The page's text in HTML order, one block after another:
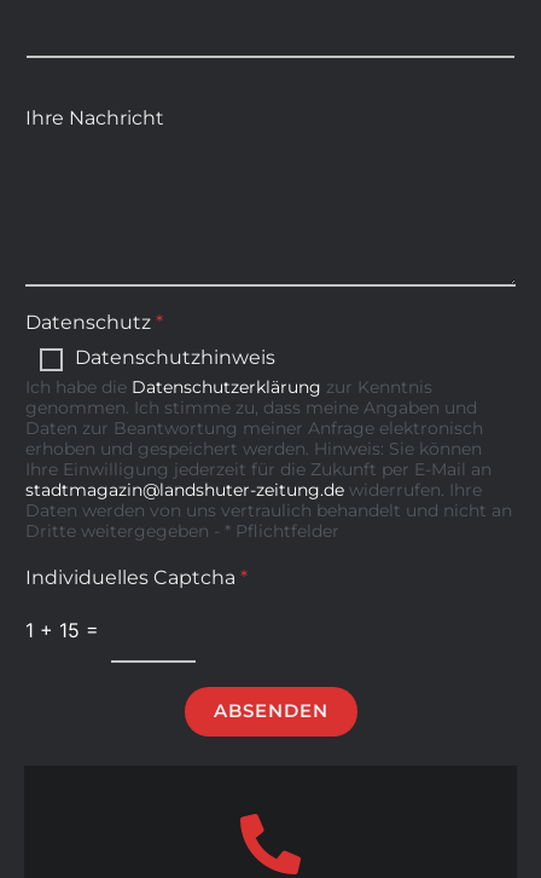
Ihre Nachricht
Datenschutz *
Datenschutzhinweis
Ich habe die Datenschutzerklärung zur Kenntnis
genommen. Ich stimme zu, dass meine Angaben und
Daten zur Beantwortung meiner Anfrage elektronisch
erhoben und gespeichert werden. Hinweis: Sie können
Ihre Einwilligung jederzeit für die Zukunft per E-Mail an
stadtmagazin@landshuter-zeitung.de widerrufen. Ihre
Daten werden von uns vertraulich behandelt und nicht an
Dritte weitergegeben - * Pflichtfelder
Individuelles Captcha *
1 + 15 =
ABSENDEN